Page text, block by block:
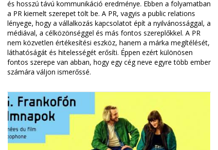
és hosszú távú kommunikáció eredménye. Ebben a folyamatban
a PR kiemelt szerepet tölt be. A PR, vagyis a public relations
lényege, hogy a vállalkozás kapcsolatot épít a nyilvánossággal, a
médiával, a célközönséggel és más fontos szereplőkkel. A PR
nem közvetlen értékesítési eszköz, hanem a márka megítélését,
láthatóságát és hitelességét erősíti. Éppen ezért különösen
fontos szerepe van abban, hogy egy cég neve egyre több ember
számára váljon ismerőssé.